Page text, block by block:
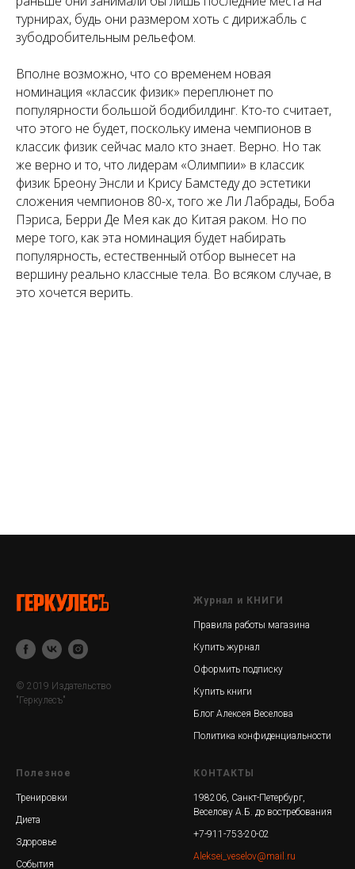
турнирах, будь они размером хоть с дирижабль с
зубодробительным рельефом.
Вполне возможно, что со временем новая
номинация «классик физик» переплюнет по
популярности большой бодибилдинг. Кто-то считает,
что этого не будет, поскольку имена чемпионов в
классик физик сейчас мало кто знает. Верно. Но так
же верно и то, что лидерам «Олимпии» в классик
физик Бреону Энсли и Крису Бамстеду до эстетики
сложения чемпионов 80-х, того же Ли Лабрады, Боба
Пэриса, Берри Де Мея как до Китая раком. Но по
мере того, как эта номинация будет набирать
популярность, естественный отбор вынесет на
вершину реально классные тела. Во всяком случае, в
это хочется верить.
© 2019 Издательство
"Геркулесъ"
Журнал и КНИГИ
Правила работы магазина
Купить журнал
Оформить подписку
Купить книги
Блог Алексея Веселова
Политика конфиденциальности
Полезное
Тренировки
Диета
Здоровье
События
КОНТАКТЫ
198206, Санкт-Петербург,
Веселову А.Б. до востребования
+7-911-753-20-02
Aleksei_veselov@mail.ru